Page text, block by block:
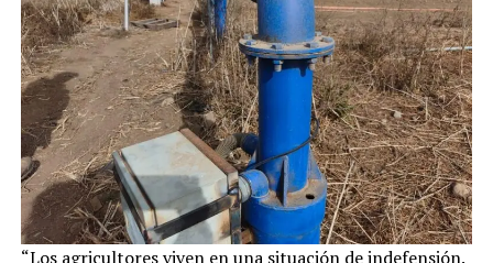
“Los agricultores viven en una situación de indefensión.